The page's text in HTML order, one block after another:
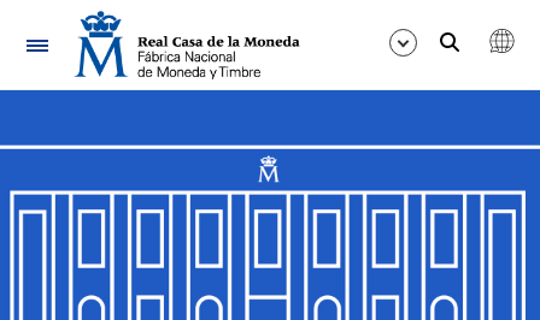
Navegación
Mostrar/Ocultar
Mostrar/Ocultar